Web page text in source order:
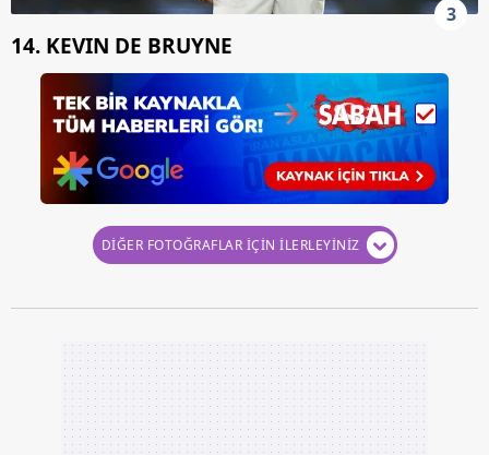
3
14. KEVIN DE BRUYNE
DİĞER FOTOĞRAFLAR İÇİN İLERLEYİNİZ